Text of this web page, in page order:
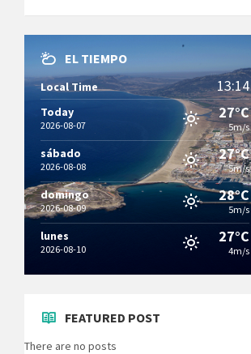
EL TIEMPO
Local Time 13:14
Today
2026-08-07
27°C
5m/s
sábado
2026-08-08
27°C
5m/s
domingo
2026-08-09
28°C
5m/s
lunes
2026-08-10
27°C
4m/s
FEATURED POST
There are no posts